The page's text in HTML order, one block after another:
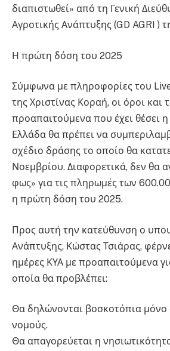
διαπιστωθεί» από τη Γενική
Αγροτικής Ανάπτυξης (GD AGRI )
Η πρώτη δόση του 2025
Σύμφωνα με πληροφορίες του
της Χριστίνας Κοραή, οι όροι και
προαπαιτούμενα που έχει θέσει
Ελλάδα θα πρέπει να
σχέδιο δράσης το οποίο θα
Νοεμβρίου. Διαφορετικά, δεν θα
φως» για τις πληρωμές των
η πρώτη δόση του 2025.
Προς αυτή την κατεύθυνση ο
Ανάπτυξης, Κώστας Τσιάρας,
ημέρες ΚΥΑ με προαπαιτούμενα
οποία θα προβλέπει:
Θα δηλώνονται βοσκοτόπια
νομούς.
Θα απαγορεύεται η